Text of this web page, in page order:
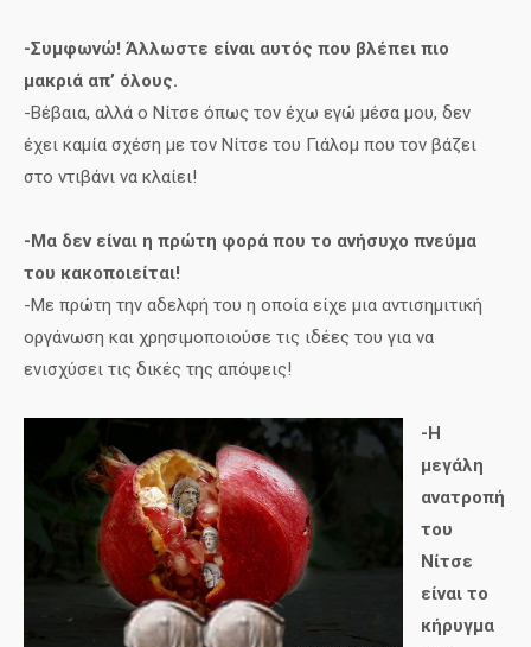
-Συμφωνώ! Άλλωστε είναι αυτός που βλέπει πιο
μακριά απ’ όλους.
-Βέβαια, αλλά ο Νίτσε όπως τον έχω εγώ μέσα μου, δεν
έχει καμία σχέση με τον Νίτσε του Γιάλομ που τον βάζει
στο ντιβάνι να κλαίει!
-Μα δεν είναι η πρώτη φορά που το ανήσυχο πνεύμα
του κακοποιείται!
-Με πρώτη την αδελφή του η οποία είχε μια αντισημιτική
οργάνωση και χρησιμοποιούσε τις ιδέες του για να
ενισχύσει τις δικές της απόψεις!
-Η
μεγάλη
ανατροπή
του
Νίτσε
είναι το
κήρυγμα